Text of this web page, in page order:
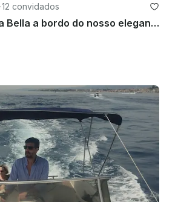
·12 convidados
Taormina e Isola Bella a bordo do nosso elegante iate Bavaria Sport 36